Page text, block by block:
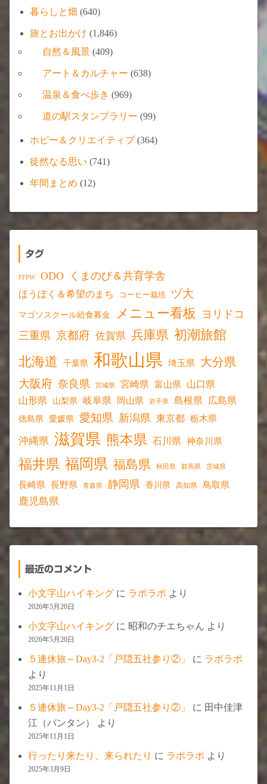
暮らしと畑 (640)
旅とお出かけ (1,846)
自然＆風景 (409)
アート＆カルチャー (638)
温泉＆食べ歩き (969)
道の駅スタンプラリー (99)
ホビー＆クリエイティブ (364)
徒然なる思い (741)
年間まとめ (12)
タグ
FFPW ODO くまのび＆共育学舎
ほうぼく＆希望のまち コーヒー栽培 ヅ大
マゴソスクール給食募金 メニュー看板
ヨリドコ
三重県 京都府 佐賀県 兵庫県 初潮旅館
北海道
千葉県 和歌山県 埼玉県 大分県
大阪府 奈良県 宮城県 宮崎県 富山県 山口県
山形県 山梨県 岐阜県 岡山県 岩手県 島根県 広島県
徳島県 愛媛県 愛知県 新潟県 東京都 栃木県
沖縄県 滋賀県 熊本県 石川県 神奈川県
福井県 福岡県 福島県 秋田県 群馬県 茨城県
長崎県 長野県 青森県 静岡県 香川県 高知県 鳥取県
鹿児島県
最近のコメント
小文字山ハイキング に ラポラポ より
2026年5月20日
小文字山ハイキング に 昭和のチエちゃん より
2026年5月20日
５連休旅～Day3-2「戸隠五社参り②」 に ラポラポ
より
2025年11月1日
５連休旅～Day3-2「戸隠五社参り②」 に 田中佳津
江（バンタン）
より
2025年11月1日
行ったり来たり、来られたり に ラポラポ より
2025年3月9日